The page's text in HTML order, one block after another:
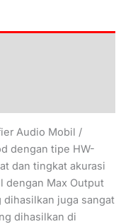
Audio Mobil /
dengan tipe HW-
dan tingkat akurasi
dengan Max Output
dihasilkan juga sangat
dihasilkan di